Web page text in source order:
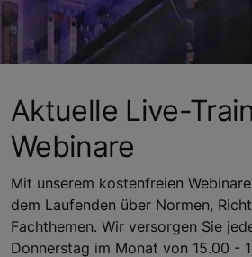
Aktuelle Live-
Webinare
Mit unserem kostenfreien
dem Laufenden über Normen,
Fachthemen. Wir versorgen Sie
Donnerstag im Monat von 15.00 -